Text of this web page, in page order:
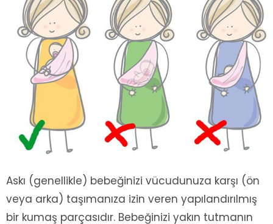
Askı (genellikle) bebeğinizi vücudunuza karşı (ön
veya arka) taşımanıza izin veren yapılandırılmış
bir kumaş parçasıdır. Bebeğinizi yakın tutmanın